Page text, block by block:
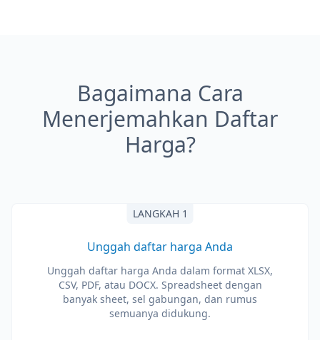
Bagaimana Cara
Menerjemahkan Daftar
Harga?
LANGKAH 1
Unggah daftar harga Anda
Unggah daftar harga Anda dalam format XLSX,
CSV, PDF, atau DOCX. Spreadsheet dengan
banyak sheet, sel gabungan, dan rumus
semuanya didukung.